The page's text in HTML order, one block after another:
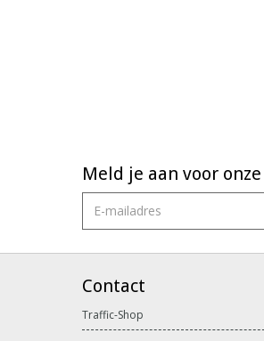
Meld je aan voor
Contact
Traffic-Shop